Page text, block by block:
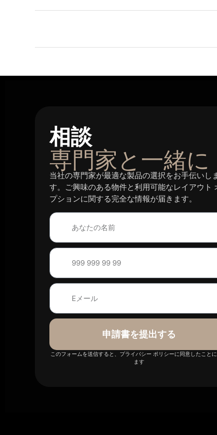
相談
専門家と一緒に
当社の専門家が最適な製品の選択をお手伝いし
す。ご興味のある物件と利用可能なレイアウト
プションに関する完全な情報が届きます。
申請書を提出する
このフォームを送信すると、プライバシー ポリシーに同意したこと
ます